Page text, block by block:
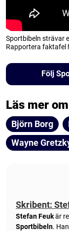
Sportbibeln strävar
Rapportera faktafel
Följ
Läs mer
Björn Borg
Wayne
Skribent:
Stefan Feukär
Sportbibeln.